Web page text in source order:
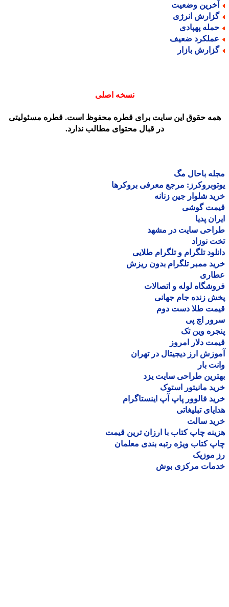
وضعیت
انرژی
پهپادی
ضعیف
بازار
نسخه اصلی
حقوق این سایت برای قطره محفوظ است. قطره مسئولیتی
در قبال محتوای مطالب ندارد.
باحال مگ
مرجع معرفی بروکرها
شلوار جین زنانه
گوشی
پدیا
سایت در مشهد
نوزاد
تلگرام و تلگرام طلایی
ممبر تلگرام بدون ریزش
لوله و اتصالات
زنده جام جهانی
طلا دست دوم
اچ پی
وین تک
دلار امروز
ارز دیجیتال در تهران
بار
طراحی سایت یزد
مانیتور استوک
فالوور پاپ آپ اینستاگرام
تبلیغاتی
سالت
چاپ کتاب با ارزان ترین قیمت
کتاب ویژه رتبه بندی معلمان
موزیک
مرکزی بوش